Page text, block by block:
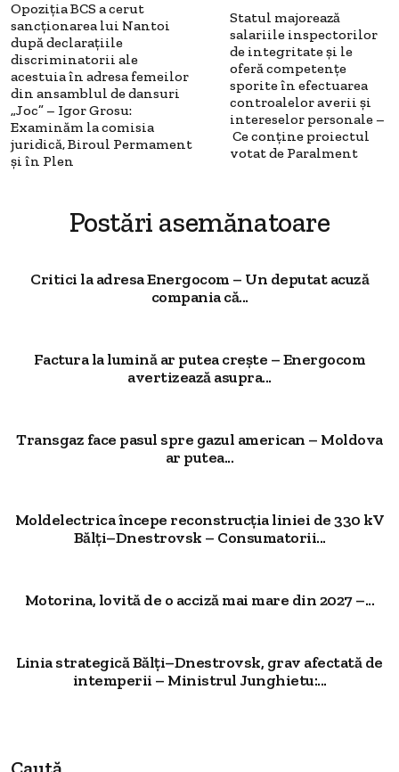
Opoziția BCS a cerut
sancționarea lui Nantoi
după declarațiile
discriminatorii ale
acestuia în adresa femeilor
din ansamblul de dansuri
„Joc” – Igor Grosu:
Examinăm la comisia
juridică, Biroul Permament
și în Plen
Statul majorează
salariile inspectorilor
de integritate și le
oferă competențe
sporite în efectuarea
controalelor averii și
intereselor personale –
Ce conține proiectul
votat de Paralment
Postări asemănatoare
Critici la adresa Energocom – Un deputat acuză
compania că...
Factura la lumină ar putea crește – Energocom
avertizează asupra...
Transgaz face pasul spre gazul american – Moldova
ar putea...
Moldelectrica începe reconstrucția liniei de 330 kV
Bălți–Dnestrovsk – Consumatorii...
Motorina, lovită de o acciză mai mare din 2027 –...
Linia strategică Bălți–Dnestrovsk, grav afectată de
intemperii – Ministrul Junghietu:...